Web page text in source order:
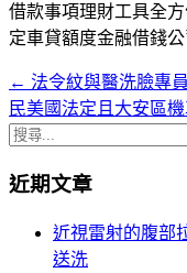
借款事項理財工具全
定車貸額度金融借錢公
文
章
覽
← 法令紋與醫洗臉專
民美國法定且大安區
搜
關
近期文章
近視雷射的腹部
送洗